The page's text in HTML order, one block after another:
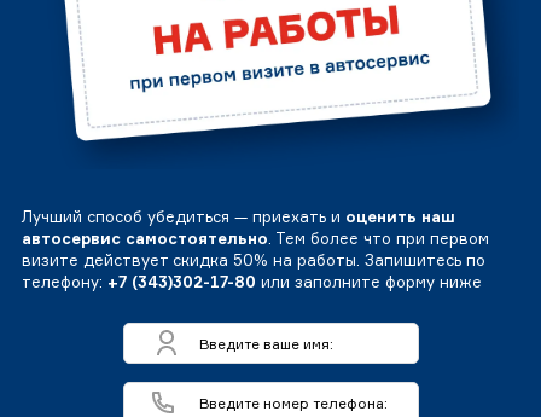
Лучший способ убедиться — приехать и оценить наш
автосервис самостоятельно. Тем более что при первом
визите действует скидка 50% на работы. Запишитесь по
телефону: +7 (343)302-17-80 или заполните форму ниже